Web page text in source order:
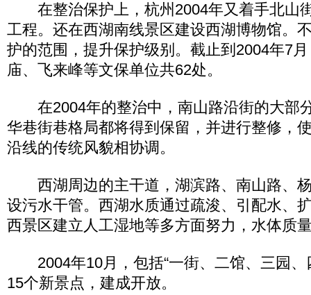
在整治保护上，杭州2004年又着手北山
工程。还在西湖南线景区建设西湖博物馆。
护的范围，提升保护级别。截止到2004年7
庙、飞来峰等文保单位共62处。
在2004年的整治中，南山路沿街的大部
华巷街巷格局都将得到保留，并进行整修，
沿线的传统风貌相协调。
西湖周边的主干道，湖滨路、南山路、
设污水干管。西湖水质通过疏浚、引配水、
西景区建立人工湿地等多方面努力，水体质
2004年10月，包括“一街、二馆、三园、
15个新景点，建成开放。